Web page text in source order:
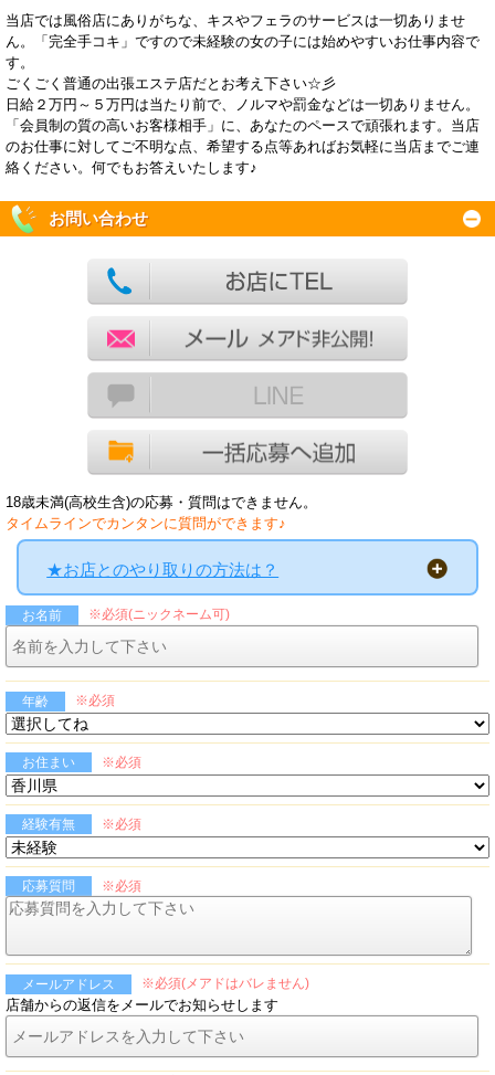
当店では風俗店にありがちな、キスやフェラのサービスは一切ありませ
ん。「完全手コキ」ですので未経験の女の子には始めやすいお仕事内容で
す。
ごくごく普通の出張エステ店だとお考え下さい☆彡
日給２万円～５万円は当たり前で、ノルマや罰金などは一切ありません。
「会員制の質の高いお客様相手」に、あなたのペースで頑張れます。当店
のお仕事に対してご不明な点、希望する点等あればお気軽に当店までご連
絡ください。何でもお答えいたします♪
お問い合わせ
18歳未満(高校生含)の応募・質問はできません。
タイムラインでカンタンに質問ができます♪
★お店とのやり取りの方法は？
お名前 ※必須(ニックネーム可)
年齢 ※必須
お住まい ※必須
経験有無 ※必須
応募質問 ※必須
メールアドレス ※必須(メアドはバレません)
店舗からの返信をメールでお知らせします